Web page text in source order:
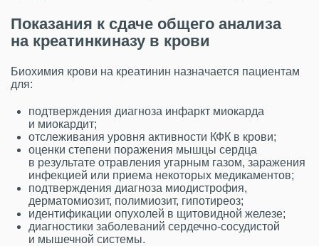
Показания к сдаче общего анализа
на креатинкиназу в крови
Биохимия крови на креатинин назначается пациентам
для:
подтверждения диагноза инфаркт миокарда
и миокардит;
отслеживания уровня активности КФК в крови;
оценки степени поражения мышцы сердца
в результате отравления угарным газом, заражения
инфекцией или приема некоторых медикаментов;
подтверждения диагноза миодистрофия,
дерматомиозит, полимиозит, гипотиреоз;
идентификации опухолей в щитовидной железе;
диагностики заболеваний сердечно-сосудистой
и мышечной системы.